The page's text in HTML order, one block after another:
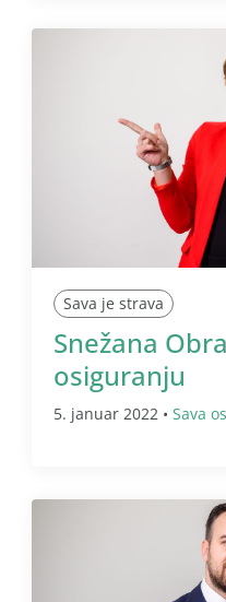
Sava je strava
Snežana
osiguranju
5. januar 2022 • Sava